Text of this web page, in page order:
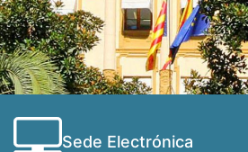
Sede Electrónica